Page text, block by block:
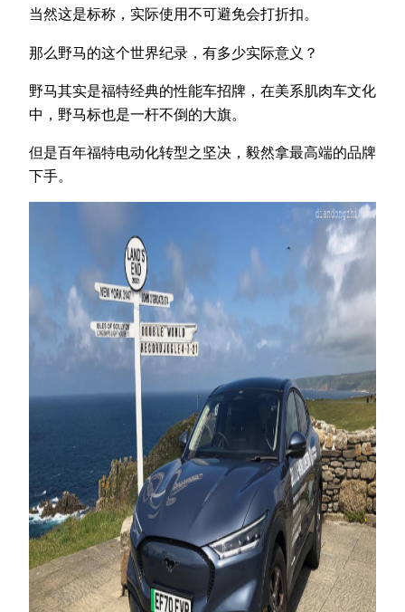
当然这是标称，实际使用不可避免会打折扣。
那么野马的这个世界纪录，有多少实际意义？
野马其实是福特经典的性能车招牌，在美系肌肉车文化
中，野马标也是一杆不倒的大旗。
但是百年福特电动化转型之坚决，毅然拿最高端的品牌
下手。